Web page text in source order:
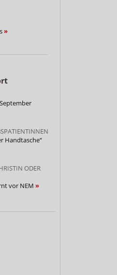
Handtasche“
ODER
vor NEM